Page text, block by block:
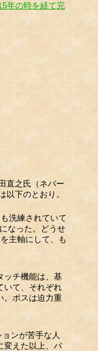
年の時を経て完
直之氏（ネバー
下のとおり。
洗練されていて
なった。どうせ
主軸にして、も
ッチ機能は、基
いて、それぞれ
。ボスは迫力重
ンが苦手な人
変えた以上、パ